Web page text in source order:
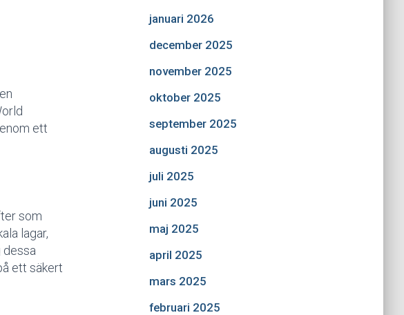
ett
som
lagar,
dessa
ett säkert
januari 2026
december 2025
november 2025
oktober 2025
september 2025
augusti 2025
juli 2025
juni 2025
maj 2025
april 2025
mars 2025
februari 2025